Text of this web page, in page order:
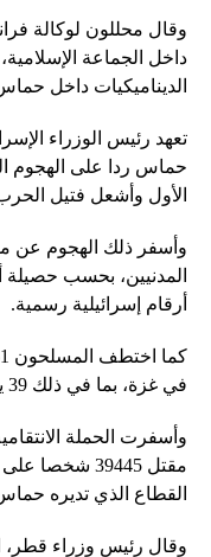
وقال محللون لوكالة
داخل الجماعة
الديناميكيات داخل
تعهد رئيس الوزراء
حماس ردا على الهجوم
الأول وأشعل فتيل
المدنيين، بحسب حصيلة
أرقام إسرائيلية رسمية.
في غزة، بما في ذلك 39 يقول الجيش إنهم ماتوا.
وأسفرت الحملة
مقتل 39445
القطاع الذي تديره
وقال رئيس وزراء قطر،